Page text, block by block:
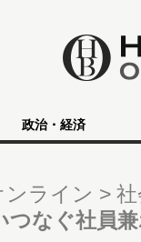
政治・経済
ライン
なぐ社員